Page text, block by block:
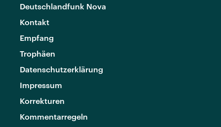
Deutschlandfunk Nova
Kontakt
Empfang
Trophäen
Datenschutzerklärung
Impressum
Korrekturen
Kommentarregeln